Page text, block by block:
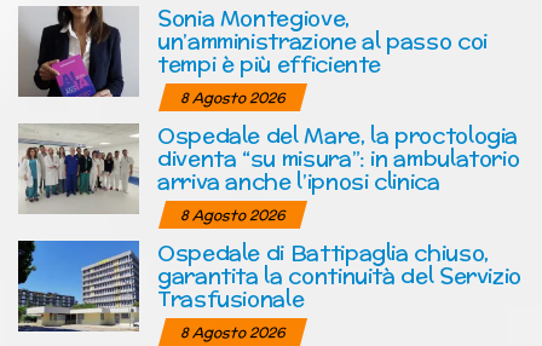
Sonia Montegiove,
un’amministrazione al passo coi
tempi è più efficiente
8 Agosto 2026
Ospedale del Mare, la proctologia
diventa “su misura”: in ambulatorio
arriva anche l’ipnosi clinica
8 Agosto 2026
Ospedale di Battipaglia chiuso,
garantita la continuità del Servizio
Trasfusionale
8 Agosto 2026